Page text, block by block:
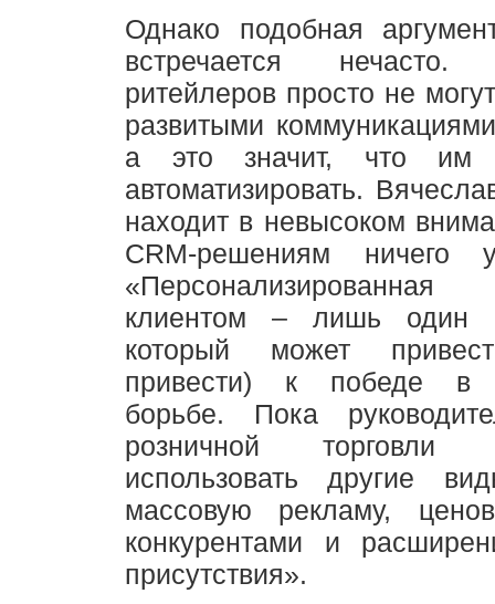
Однако подобная
встречается нечасто.
ритейлеров просто не
развитыми
а это значит, что им
автоматизировать.
находит в невысоком
CRM-решениям ничего
клиентом – лишь один
который может
привести) к победе в
борьбе. Пока
розничной торговли
использовать другие
массовую рекламу,
конкурентами и
присутствия».